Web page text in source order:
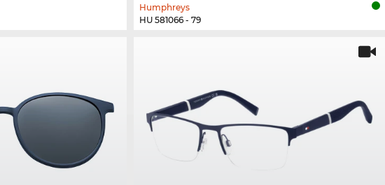
Humphreys
HU 581066 - 79